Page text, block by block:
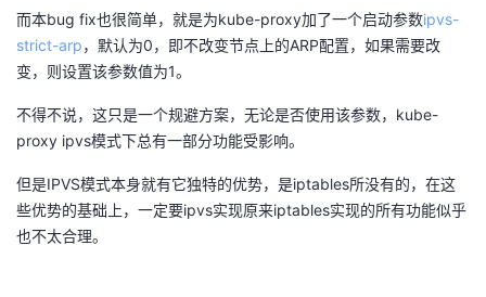
而本bug fix也很简单，就是为kube-proxy加了一个启动参数ipvs-
strict-arp，默认为0，即不改变节点上的ARP配置，如果需要改
变，则设置该参数值为1。
不得不说，这只是一个规避方案，无论是否使用该参数，kube-
proxy ipvs模式下总有一部分功能受影响。
但是IPVS模式本身就有它独特的优势，是iptables所没有的，在这
些优势的基础上，一定要ipvs实现原来iptables实现的所有功能似乎
也不太合理。